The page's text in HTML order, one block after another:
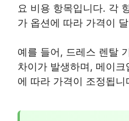
요 비용 항목입니다. 각
가 옵션에 따라 가격이
예를 들어, 드레스 렌탈
차이가 발생하며, 메이
에 따라 가격이 조정됩니